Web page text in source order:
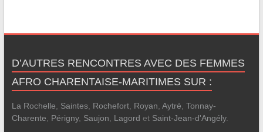
D’AUTRES RENCONTRES AVEC DES FEMMES
AFRO CHARENTAISE-MARITIMES SUR :
La Rochelle Saintes, Rochefort, Royan Aytré Tonnay-
Charente
Périgny, Saujon Lagord et Saint-Jean-d'Angély.